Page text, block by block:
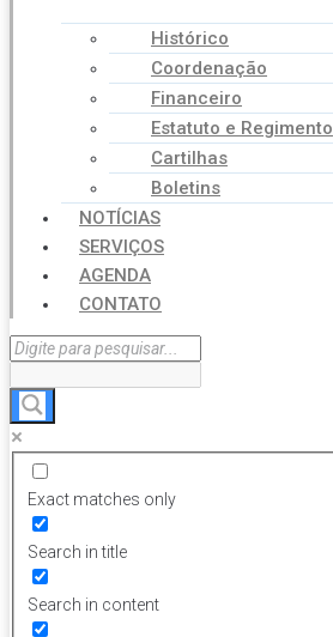
Histórico
Coordenação
Financeiro
Estatuto e Regimento
Cartilhas
Boletins
NOTÍCIAS
SERVIÇOS
AGENDA
CONTATO
Exact matches only
Search in title
Search in content